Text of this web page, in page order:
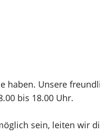
haben. Unsere
bis 18.00 Uhr.
sein, leiten wir